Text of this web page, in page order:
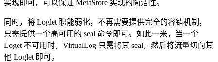
实现即可，可以保证 MetaStore 实现的简洁性。
同时，将 Loglet 职能弱化，不再需要提供完全的容错机制，
只需提供一个高可用的 seal 命令即可。如此一来，当一个
Loget 不可用时，VirtualLog 只需将其 seal，然后将流量切向其
他 Loglet 即可。